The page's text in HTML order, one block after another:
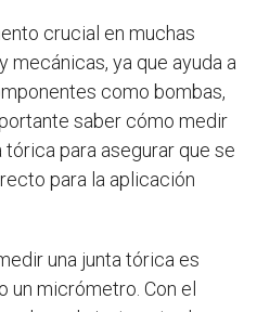
crucial en muchas
mecánicas, ya que ayuda a
como bombas,
saber cómo medir
para asegurar que se
para la aplicación
una junta tórica es
un micrómetro. Con el